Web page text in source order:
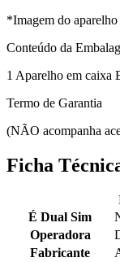
*Imagem do
Conteúdo da
1 Aparelho em caixa
Termo de Garantia
(NÃO acompanha
Ficha
É Dual Sim
Operadora
Fabricante